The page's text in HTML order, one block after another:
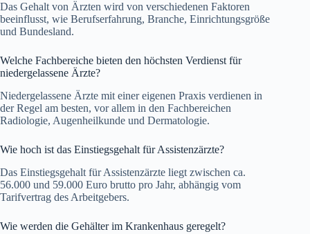
Das Gehalt von Ärzten wird von verschiedenen Faktoren
beeinflusst, wie Berufserfahrung, Branche, Einrichtungsgröße
und Bundesland.
Welche Fachbereiche bieten den höchsten Verdienst für
niedergelassene Ärzte?
Niedergelassene Ärzte mit einer eigenen Praxis verdienen in
der Regel am besten, vor allem in den Fachbereichen
Radiologie, Augenheilkunde und Dermatologie.
Wie hoch ist das Einstiegsgehalt für Assistenzärzte?
Das Einstiegsgehalt für Assistenzärzte liegt zwischen ca.
56.000 und 59.000 Euro brutto pro Jahr, abhängig vom
Tarifvertrag des Arbeitgebers.
Wie werden die Gehälter im Krankenhaus geregelt?